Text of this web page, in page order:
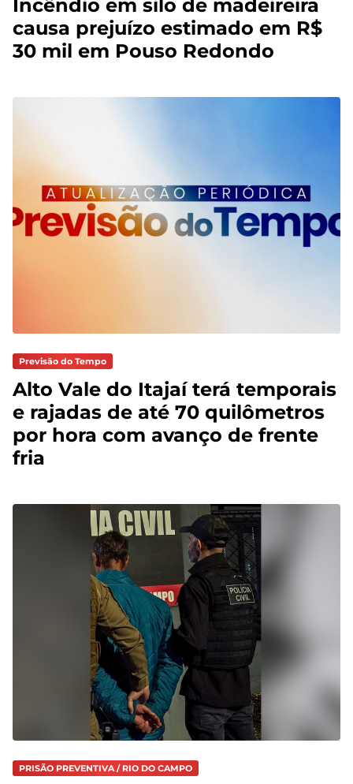
Incêndio em silo de madeireira
causa prejuízo estimado em R$
30 mil em Pouso Redondo
Previsão do Tempo
Alto Vale do Itajaí terá temporais
e rajadas de até 70 quilômetros
por hora com avanço de frente
fria
PRISÃO PREVENTIVA / RIO DO CAMPO